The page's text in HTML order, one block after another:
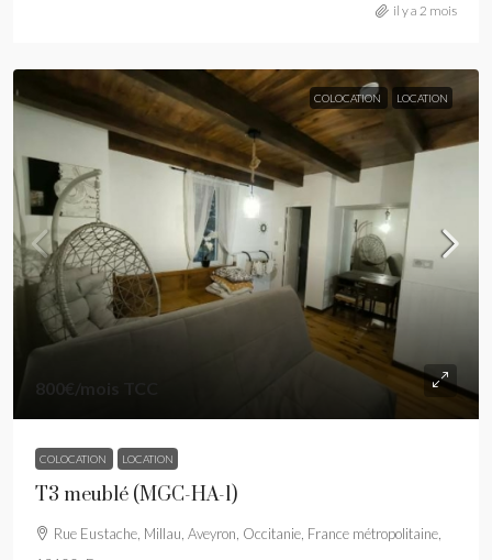
il y a 2 mois
COLOCATION LOCATION
COLOCATION LOCATION
T3 meublé (MGC-HA-1)
Rue Eustache, Millau, Aveyron, Occitanie, France métropolitaine,